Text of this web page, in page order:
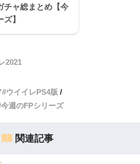
チャ総まとめ【今
】
2021
ウイイレPS4版
今週のFPシリーズ
関連記事